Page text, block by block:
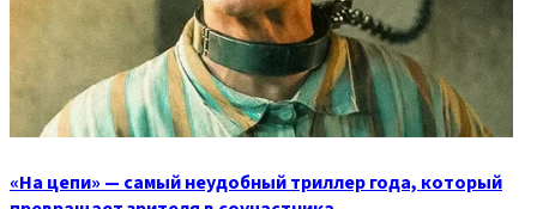
«На цепи» — самый неудобный триллер года, который